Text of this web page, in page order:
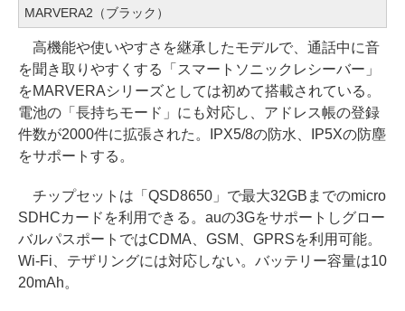
MARVERA2（ブラック）
高機能や使いやすさを継承したモデルで、通話中に音
を聞き取りやすくする「スマートソニックレシーバー」
をMARVERAシリーズとしては初めて搭載されている。
電池の「長持ちモード」にも対応し、アドレス帳の登録
件数が2000件に拡張された。IPX5/8の防水、IP5Xの防塵
をサポートする。
チップセットは「QSD8650」で最大32GBまでのmicro
SDHCカードを利用できる。auの3Gをサポートしグロー
バルパスポートではCDMA、GSM、GPRSを利用可能。
Wi-Fi、テザリングには対応しない。バッテリー容量は10
20mAh。